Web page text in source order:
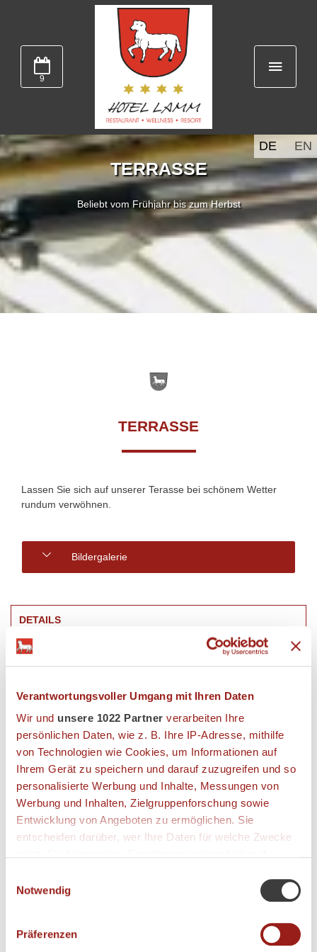
Verantwortungsvoller Umgang mit Ihren Daten
Wir und unsere 1022 Partner verarbeiten Ihre
persönlichen Daten, wie z. B. Ihre IP-Adresse, mithilfe
von Technologien wie Cookies, um Informationen auf
Ihrem Gerät zu speichern und darauf zuzugreifen und so
personalisierte Werbung und Inhalte, Messungen von
Werbung und Inhalten, Zielgruppenforschung sowie
Entwicklung von Angeboten zu ermöglichen. Sie
entscheiden darüber, wer Ihre Daten für welche Zwecke
Trigger Symbol ändern oder widerrufen
Informationen über Ihre geografische Lage
Notwendig
Präferenzen
9
DE EN
TERRASSE
Beliebt vom Frühjahr bis zum Herbst
TERRASSE
Lassen Sie sich auf unserer Terasse bei schönem Wetter
rundum verwöhnen.
Bildergalerie
DETAILS
Anzahl Sitzplätze: 75
ANNEHMLICHKEITEN
Raucherbereich, Behindertengerecht, Aufzug
RESTAURANT ÖFFNUNGSZEITEN
KÜCHE ÖFFNUNGSZEITEN